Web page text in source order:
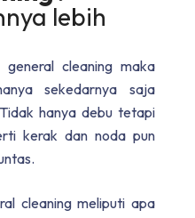
lebih
cleaning maka
sekedarnya saja
hanya debu tetapi
kerak dan noda pun
cleaning meliputi apa